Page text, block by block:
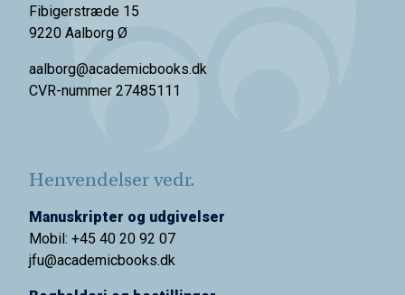
Fibigerstræde 15
9220 Aalborg Ø
aalborg@academicbooks.dk
CVR-nummer 27485111
Henvendelser vedr.
Manuskripter og udgivelser
Mobil: +45 40 20 92 07
jfu@academicbooks.dk